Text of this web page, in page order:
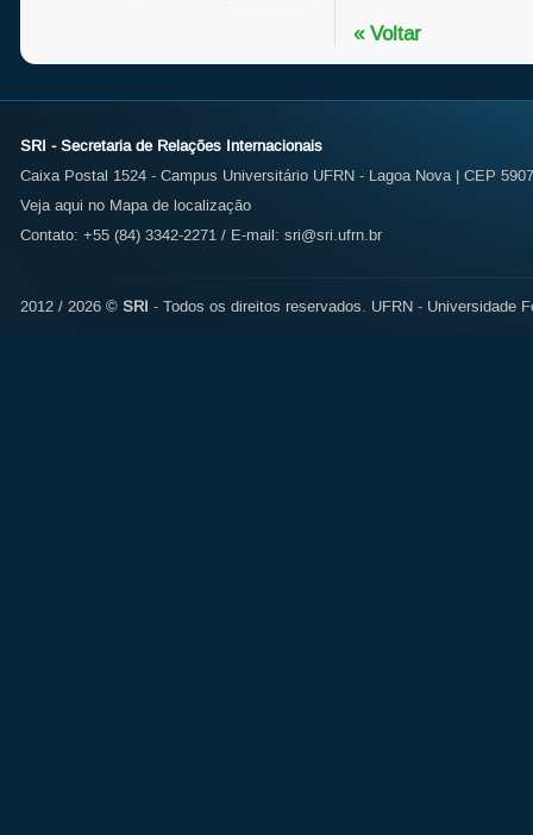
« Voltar
SRI - Secretaria de Relações Internacionais
Caixa Postal 1524 - Campus Universitário UFRN - Lagoa Nova | CEP
Veja aqui no Mapa de localização
Contato: +55 (84) 3342-2271 / E-mail: sri@sri.ufrn.br
2012 / 2026 © SRI - Todos os direitos reservados. UFRN - Universidade